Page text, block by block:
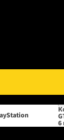
Когда GTA